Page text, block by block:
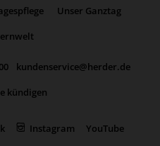
Unser Ganztag
kundenservice@herder.de
kündigen
Instagram
YouTube